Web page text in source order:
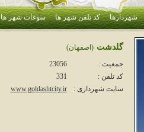
شهردارها کد تلفن شهر ها سوغات شهر ها
گلدشت (اصفهان)
جمعیت :
23056
کد تلفن :
331
سایت شهرداری :
www.goldashtcity.ir